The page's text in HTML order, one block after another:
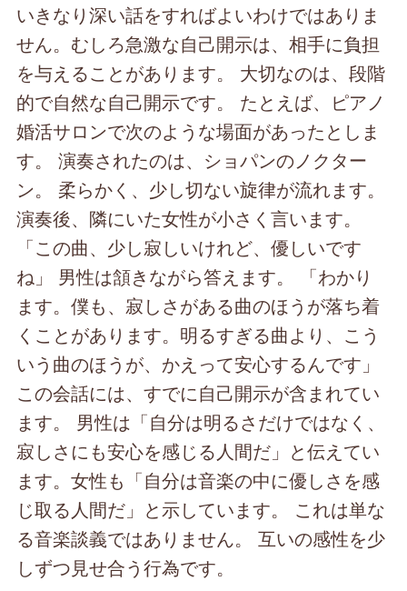
いきなり深い話をすればよいわけではありま
せん。むしろ急激な自己開示は、相手に負担
を与えることがあります。 大切なのは、段階
的で自然な自己開示です。 たとえば、ピアノ
婚活サロンで次のような場面があったとしま
す。 演奏されたのは、ショパンのノクター
ン。 柔らかく、少し切ない旋律が流れます。
演奏後、隣にいた女性が小さく言います。
「この曲、少し寂しいけれど、優しいです
ね」 男性は頷きながら答えます。 「わかり
ます。僕も、寂しさがある曲のほうが落ち着
くことがあります。明るすぎる曲より、こう
いう曲のほうが、かえって安心するんです」
この会話には、すでに自己開示が含まれてい
ます。 男性は「自分は明るさだけではなく、
寂しさにも安心を感じる人間だ」と伝えてい
ます。女性も「自分は音楽の中に優しさを感
じ取る人間だ」と示しています。 これは単な
る音楽談義ではありません。 互いの感性を少
しずつ見せ合う行為です。